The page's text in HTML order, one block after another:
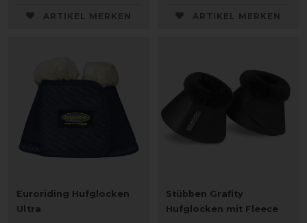
ARTIKEL MERKEN ARTIKEL MERKEN
Euroriding Hufglocken
Ultra
Stübben Grafity
Hufglocken mit Fleece